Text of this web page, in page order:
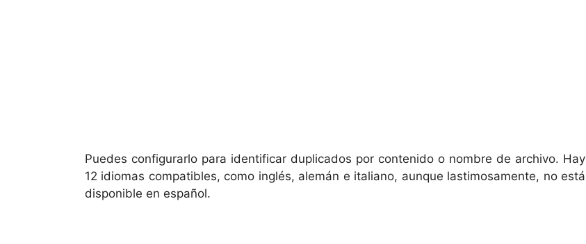
Puedes configurarlo para identificar duplicados por contenido o nombre de archivo. Hay
12 idiomas compatibles, como inglés, alemán e italiano, aunque lastimosamente, no está
disponible en español.